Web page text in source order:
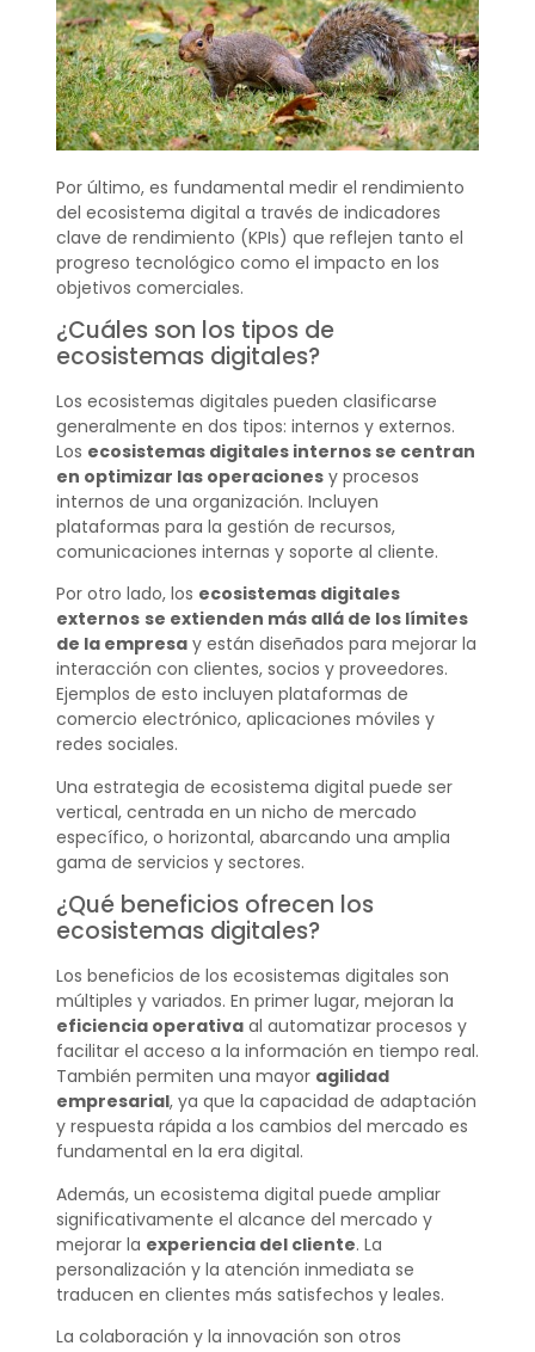
Por último, es fundamental medir el rendimiento
del ecosistema digital a través de indicadores
clave de rendimiento (KPIs) que reflejen tanto el
progreso tecnológico como el impacto en los
objetivos comerciales.
¿Cuáles son los tipos de
ecosistemas digitales?
Los ecosistemas digitales pueden clasificarse
generalmente en dos tipos: internos y externos.
Los ecosistemas digitales internos se centran
en optimizar las operacionesy procesos
internos de una organización. Incluyen
plataformas para la gestión de recursos,
comunicaciones internas y soporte al cliente.
Por otro lado, los ecosistemas digitales
externos se extienden más allá de los límites
de la empresay están diseñados para mejorar la
interacción con clientes, socios y proveedores.
Ejemplos de esto incluyen plataformas de
comercio electrónico, aplicaciones móviles y
redes sociales.
Una estrategia de ecosistema digital puede ser
vertical, centrada en un nicho de mercado
específico, o horizontal, abarcando una amplia
gama de servicios y sectores.
¿Qué beneficios ofrecen los
ecosistemas digitales?
Los beneficios de los ecosistemas digitales son
múltiples y variados. En primer lugar, mejoran la
eficiencia operativaal automatizar procesos y
facilitar el acceso a la información en tiempo real.
También permiten una mayor agilidad
empresarial, ya que la capacidad de adaptación
y respuesta rápida a los cambios del mercado es
fundamental en la era digital.
Además, un ecosistema digital puede ampliar
significativamente el alcance del mercado y
mejorar la experiencia del cliente. La
personalización y la atención inmediata se
traducen en clientes más satisfechos y leales.
La colaboración y la innovación son otros